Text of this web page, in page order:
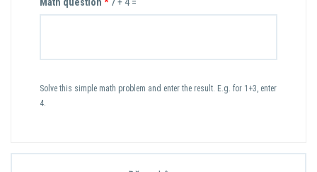
Solve this simple math problem and enter the result. E.g. for 1+3, enter
4.